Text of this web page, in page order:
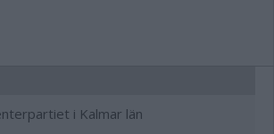
i Kalmar län